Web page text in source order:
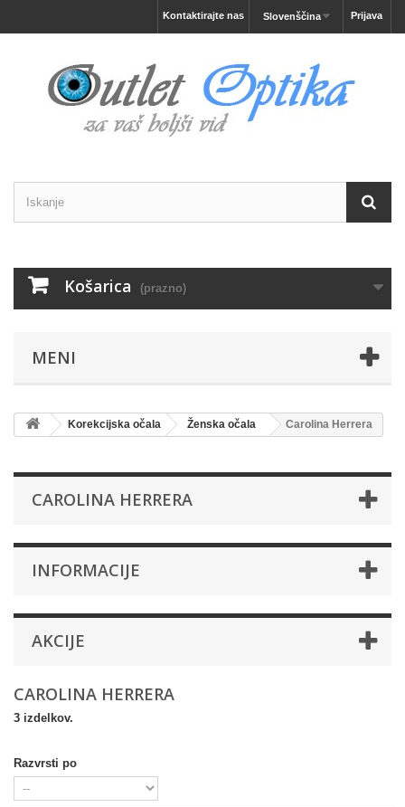
Prijava
Slovenščina
Kontaktirajte nas
Košarica (prazno)
MENI
Korekcijska očala Ženska očala Carolina Herrera
CAROLINA HERRERA
INFORMACIJE
AKCIJE
CAROLINA HERRERA
3 izdelkov.
Razvrsti po